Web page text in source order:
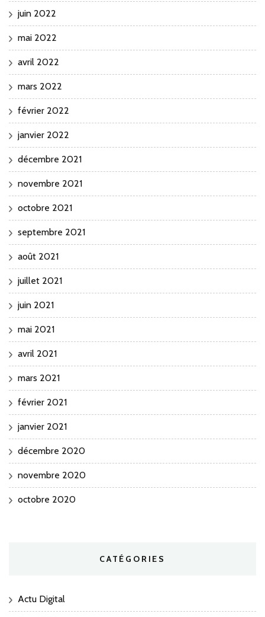
juin 2022
mai 2022
avril 2022
mars 2022
février 2022
janvier 2022
décembre 2021
novembre 2021
octobre 2021
septembre 2021
août 2021
juillet 2021
juin 2021
mai 2021
avril 2021
mars 2021
février 2021
janvier 2021
décembre 2020
novembre 2020
octobre 2020
CATÉGORIES
Actu Digital